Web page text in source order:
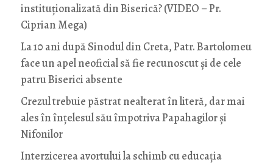
instituționalizată din Biserică? (VIDEO – Pr.
Ciprian Mega)
La 10 ani după Sinodul din Creta, Patr. Bartolomeu
face un apel neoficial să fie recunoscut și de cele
patru Biserici absente
Crezul trebuie păstrat nealterat în literă, dar mai
ales în înțelesul său împotriva Papahagilor și
Nifonilor
Interzicerea avortului la schimb cu educaţia